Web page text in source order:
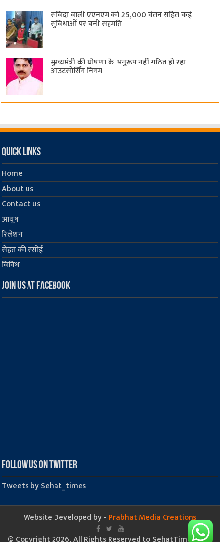
संविदा वाली एएनएम को 25,000 वेतन सहित कई
सुविधाओं पर बनी सहमति
मुख्यमंत्री की घोषणा के अनुरूप नहीं गठित हो रहा
आउटसोर्सिंग निगम
Quick Links
Home
About us
Contact us
आयुष
रिलेशन
सेहत की रसोई
विविध
Join us at Facebook
Follow us on Twitter
Tweets by Sehat_times
Website Developed by - Prabhat Media Creations
© Copyright 2026, All Rights Reserved to SehatTimes.Com